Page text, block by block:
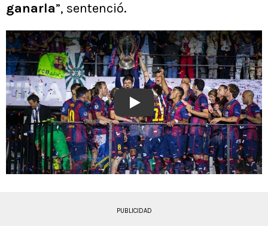
ganarla”, sentenció.
Play
PUBLICIDAD